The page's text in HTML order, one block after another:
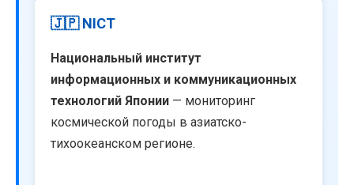
🇯🇵 NICT
Национальный институт
информационных и коммуникационных
технологий Японии — мониторинг
космической погоды в азиатско-
тихоокеанском регионе.